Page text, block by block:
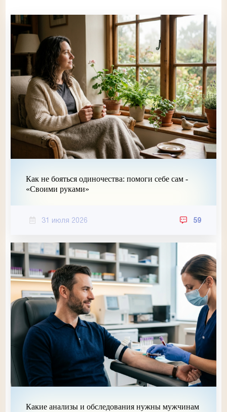
Как не бояться одиночества: помоги себе сам -
«Своими руками»
31 июля 2026 59
Какие анализы и обследования нужны мужчинам